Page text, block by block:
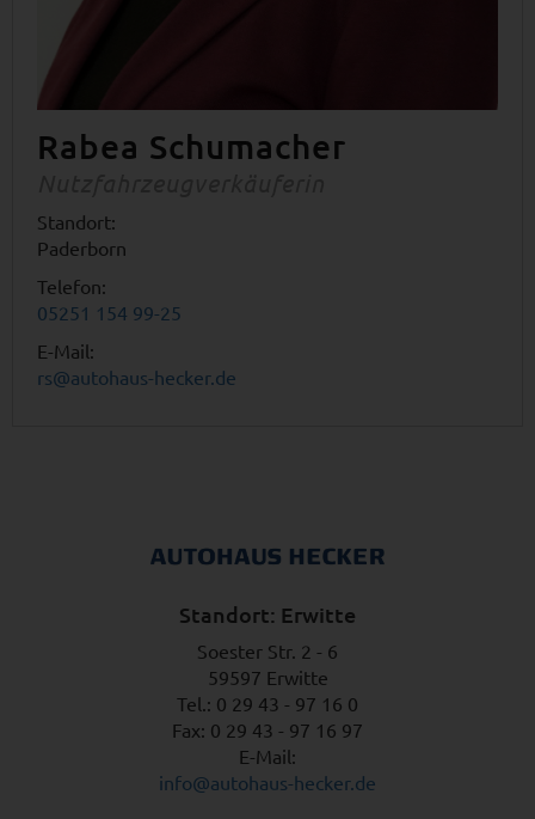
Rabea Schumacher
Standort:
Paderborn
Telefon:
05251 154 99-25
E-Mail:
rs@autohaus-hecker.de
Standort: Erwitte
Soester Str. 2 - 6
59597 Erwitte
Tel.: 0 29 43 - 97 16 0
Fax: 0 29 43 - 97 16 97
E-Mail:
info@autohaus-hecker.de